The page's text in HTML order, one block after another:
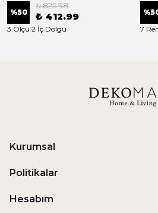
%50
₺ 825.98
₺ 412.99
3 Ölçü 2 İç Dolgu
%
7
Kurumsal
Politikalar
Hesabım